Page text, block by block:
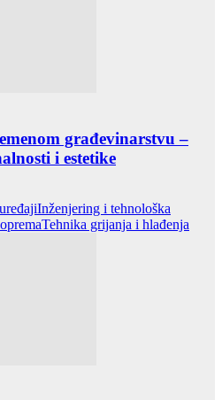
građevinarstvu –
i estetike
Inženjering i tehnološka
Tehnika grijanja i hlađenja